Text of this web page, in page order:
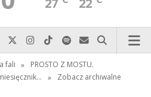
27 22
po prostu do nas zadzwoń
Odwiedź nas na Facebook-u
Odwiedź nas na X
Odwiedź nas na Instagram-ie
Odwiedź nas na TikTok-u
Szukaj nas na Spotify
Wyślij do nas
Szukaj
fali »
PROSTO Z MOSTU.
»
Zobacz archiwalne